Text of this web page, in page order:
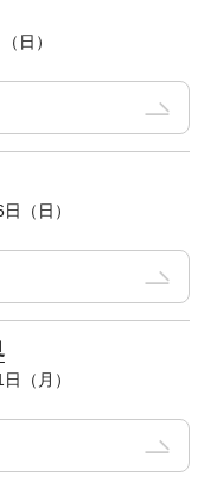
日）
（日）
（月）